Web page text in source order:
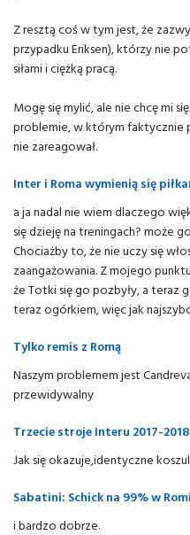
Z resztą coś w tym jest, że
przypadku Eriksen), którzy nie
siłami i ciężką pracą.
Mogę się mylić, ale nie chcę mi
problemie, w którym faktycznie
nie zareagował.
Inter i Roma wymienią się
a ja nadal nie wiem dlaczego
się dzieję na treningach? może
Chociażby to, że nie uczy się
zaangażowania. Z mojego
że Totki się go pozbyły, a teraz
teraz ogórkiem, więc jak
Tylko remis z Romą
Naszym problemem jest
przewidywalny
Trzecie stroje Interu 2017-2018
Jak się okazuje,identyczne
Sabatini: Schick na 99% w
i bardzo dobrze.